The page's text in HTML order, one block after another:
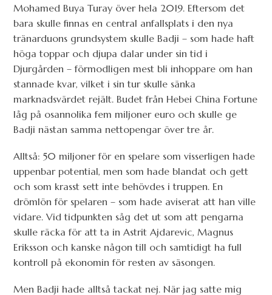
Mohamed Buya Turay över hela 2019. Eftersom det
bara skulle finnas en central anfallsplats i den nya
tränarduons grundsystem skulle Badji – som hade haft
höga toppar och djupa dalar under sin tid i
Djurgården – förmodligen mest bli inhoppare om han
stannade kvar, vilket i sin tur skulle sänka
marknadsvärdet rejält. Budet från Hebei China Fortune
låg på osannolika fem miljoner euro och skulle ge
Badji nästan samma nettopengar över tre år.
Alltså: 50 miljoner för en spelare som visserligen hade
uppenbar potential, men som hade blandat och gett
och som krasst sett inte behövdes i truppen. En
drömlön för spelaren – som hade aviserat att han ville
vidare. Vid tidpunkten såg det ut som att pengarna
skulle räcka för att ta in Astrit Ajdarevic, Magnus
Eriksson och kanske någon till och samtidigt ha full
kontroll på ekonomin för resten av säsongen.
Men Badji hade alltså tackat nej. När jag satte mig